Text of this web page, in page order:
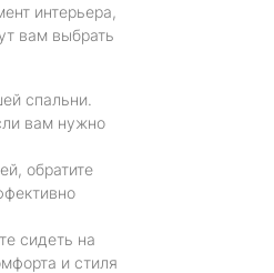
интерьера,
вам выбрать
спальни.
вам нужно
обратите
сидеть на
и стиля